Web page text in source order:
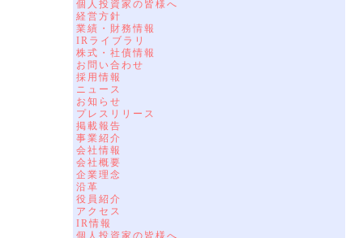
個人投資家の皆様へ
経営方針
業績・財務情報
IRライブラリ
株式・社債情報
お問い合わせ
採用情報
ニュース
お知らせ
プレスリリース
掲載報告
事業紹介
会社情報
会社概要
企業理念
沿革
役員紹介
アクセス
IR情報
個人投資家の皆様へ